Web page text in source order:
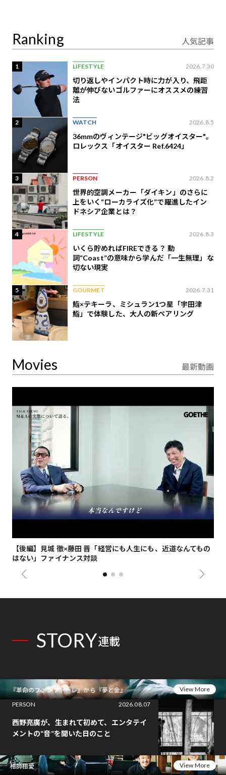
Ranking 人気記事
1 LIFESTYLE 2026.7.30
切り返しやインパクト時に力が入り、飛距
離が伸びないゴルファーにオススメの練習
法
2 WATCH 2026.8.5
36mmのヴィンテージ"ビッグオイスター"。
ロレックス「オイスター Ref.6424」
3 PERSON 2026.8.2
世界的空調メーカー「ダイキン」のさらに
上をいく“ローカライズ化”で躍進したイン
ドネシア企業とは？
4 LIFESTYLE 2026.8.3
いくら貯めればFIREできる？ 動
詞“Coast”の意味から学んだ「一生無理」な
切ない現実
5 GOURMET 2026.7.31
鮨×テキーラ、ミシュラン1つ星「宇田津
鮨」で体験した、大人の新ペアリング
Movies 最新動画
【後編】見城 徹×藤田 晋「経営にも人生にも、近道なんてもの
はない」ファイナンス対談
STORY連載
『革命のファンファーレ』から『夢と金』
View More
PERSON
2026.08.07
西野亮廣が、生まれて初めて、エンタテイ
メントの“音”を聞いた日のこと
相師相愛
View More